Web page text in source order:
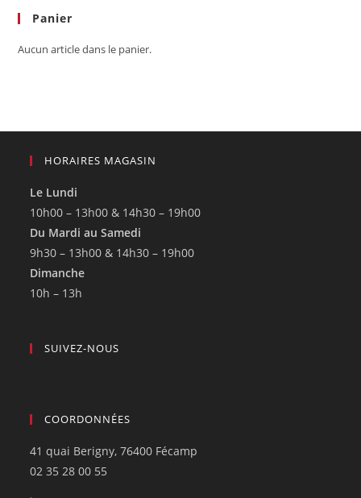
Panier
Aucun article dans le panier.
HORAIRES MAGASIN
Le Lundi
10h00 – 13h00 & 14h30 – 19h00
Du Mardi au Samedi
9h30 – 13h00 & 14h30 – 19h00
Dimanche
10h – 13h
SUIVEZ-NOUS
COORDONNÉES
41 quai Berigny, 76400 Fécamp
02 35 28 00 55